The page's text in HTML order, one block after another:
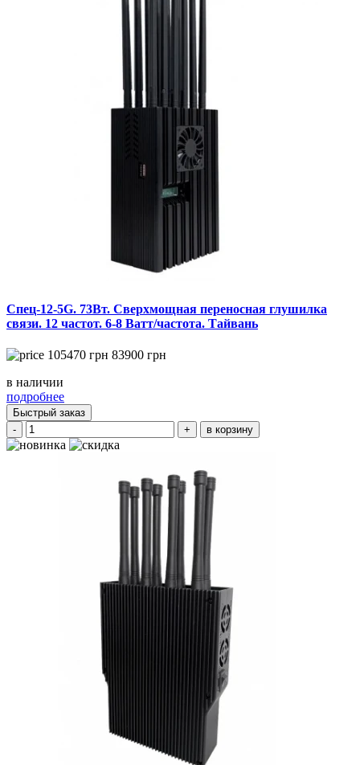
Спец-12-5G. 73Вт. Сверхмощная переносная глушилка
связи. 12 частот. 6-8 Ватт/частота. Тайвань
105470 грн 83900 грн
в наличии
подробнее
Быстрый заказ
-
+ в корзину